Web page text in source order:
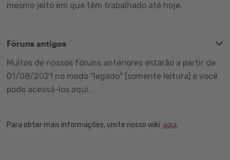
mesmo jeito em que têm trabalhado até hoje.
Fóruns antigos
Muitos de nossos fóruns anteriores estarão a partir de
01/08/2021 no modo "legado" (somente leitura) e você
pode acessá-los aqui.
Para obter mais informações, visite nosso wiki aqui.